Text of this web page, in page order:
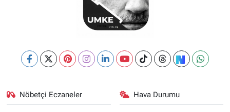
Nöbetçi Eczaneler Hava Durumu